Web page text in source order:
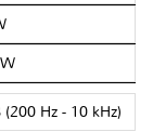
(200 Hz - 10 kHz)